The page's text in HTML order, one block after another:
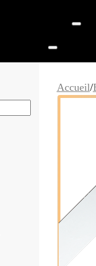
Accueil/